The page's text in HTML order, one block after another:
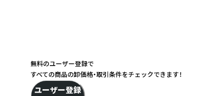
無料のユーザー登録で
すべての商品の卸価格・取引条件をチェックできます！
ユーザー登録